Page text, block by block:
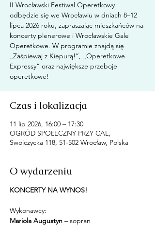
II Wrocławski Festiwal Operetkowy
odbędzie się we Wrocławiu w dniach 8–12
lipca 2026 roku, zapraszając mieszkańców na
koncerty plenerowe i Wrocławskie Gale
Operetkowe. W programie znajdą się
„Zaśpiewaj z Kiepurą!”, „Operetkowe
Expressy” oraz największe przeboje
operetkowe!
Czas i lokalizacja
11 lip 2026, 16:00 – 17:30
OGRÓD SPOŁECZNY PRZY CAL,
Swojczycka 118, 51-502 Wrocław, Polska
O wydarzeniu
KONCERTY NA WYNOS!
Wykonawcy:
Mariola Augustyn – sopran